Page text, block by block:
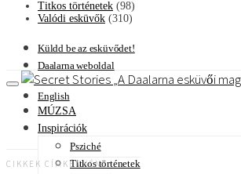
Titkos történetek (98)
Valódi esküvők (310)
Küldd be az esküvődet!
Daalarna weboldal
English
A Daalarna esküvői
MÚZSA
Inspirációk
Psziché
Titkos történetek
CIKKEK CÍMKÉNKÉNT